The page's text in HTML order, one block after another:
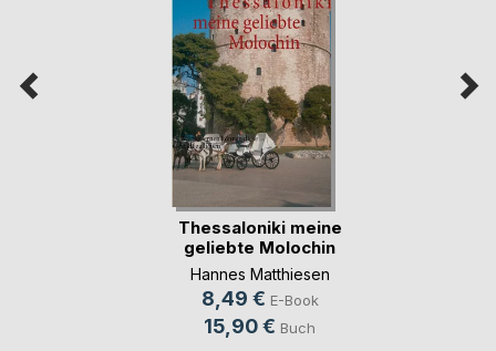
Thessaloniki meine
geliebte Molochin
Hannes Matthiesen
8,49 € E-Book
15,90 € Buch